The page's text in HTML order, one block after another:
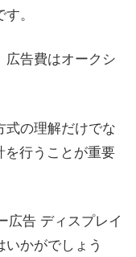
。
告費はオークシ
の理解だけでな
を行うことが重要
広告 ディスプレイ
かがでしょう